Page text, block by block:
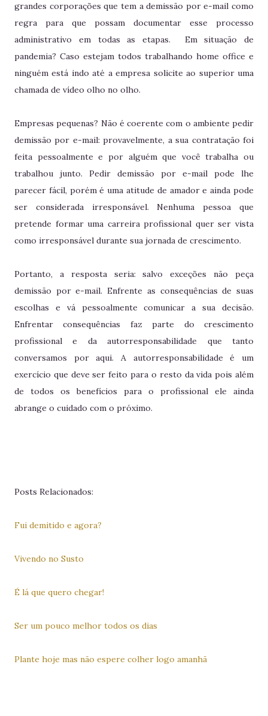
grandes corporações que tem a demissão por e-mail como
regra para que possam documentar esse processo
administrativo em todas as etapas. Em situação de
pandemia? Caso estejam todos trabalhando home office e
ninguém está indo até a empresa solicite ao superior uma
chamada de vídeo olho no olho.
Empresas pequenas? Não é coerente com o ambiente pedir
demissão por e-mail: provavelmente, a sua contratação foi
feita pessoalmente e por alguém que você trabalha ou
trabalhou junto. Pedir demissão por e-mail pode lhe
parecer fácil, porém é uma atitude de amador e ainda pode
ser considerada irresponsável. Nenhuma pessoa que
pretende formar uma carreira profissional quer ser vista
como irresponsável durante sua jornada de crescimento.
Portanto, a resposta seria: salvo exceções não peça
demissão por e-mail. Enfrente as consequências de suas
escolhas e vá pessoalmente comunicar a sua decisão.
Enfrentar consequências faz parte do crescimento
profissional e da autorresponsabilidade que tanto
conversamos por aqui. A autorresponsabilidade é um
exercício que deve ser feito para o resto da vida pois além
de todos os benefícios para o profissional ele ainda
abrange o cuidado com o próximo.
Posts Relacionados:
Fui demitido e agora?
Vivendo no Susto
É lá que quero chegar!
Ser um pouco melhor todos os dias
Plante hoje mas não espere colher logo amanhã